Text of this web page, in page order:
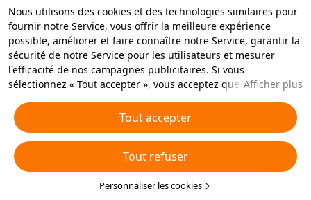
Nous utilisons des cookies et des technologies similaires pour
fournir notre Service, vous offrir la meilleure expérience
possible, améliorer et faire connaître notre Service, garantir la
sécurité de notre Service pour les utilisateurs et mesurer
l'efficacité de nos campagnes publicitaires. Si vous
sélectionnez « Tout accepter », vous acceptez que nous et nos
similaires sur votre appareil à des fins publicitaires. Vous
pouvez aussi « rejeter tous » les cookies non essentiels ou
choisir les types de cookies que vous souhaitez accepter ou
rejeter à tout moment dans vos paramètres de confidentialité
ou en cliquant sur « Personnaliser les cookies » ci-dessous.
Pour plus de détails, consultez notrePolitique relative aux
Afficher plus
Tout accepter
Tout refuser
Personnaliser les cookies